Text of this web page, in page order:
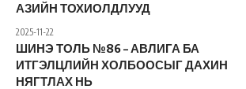
АЗИЙН ТОХИОЛДЛУУД
2025-11-22
ШИНЭ ТОЛЬ №86 – АВЛИГА БА
ИТГЭЛЦЛИЙН ХОЛБООСЫГ ДАХИН
НЯГТЛАХ НЬ